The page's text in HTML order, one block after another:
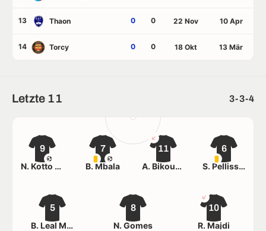
13 Thaon 0 0 22 Nov 10 Apr
14 Torcy 0 0 18 Okt 13 Mär
Letzte 11 3-3-4
5
B. Leal Moreira
8
N. Gomes
10
R. Majdi
9
N. Kotto Kotto Mouyema
7
B. Mbala
11
A. Bikoumou
6
S. Pellissard